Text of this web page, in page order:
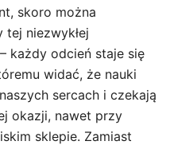
skoro można
niezwykłej
– każdy odcień staje się
widać, że nauki
sercach i czekają
okazji, nawet przy
sklepie. Zamiast